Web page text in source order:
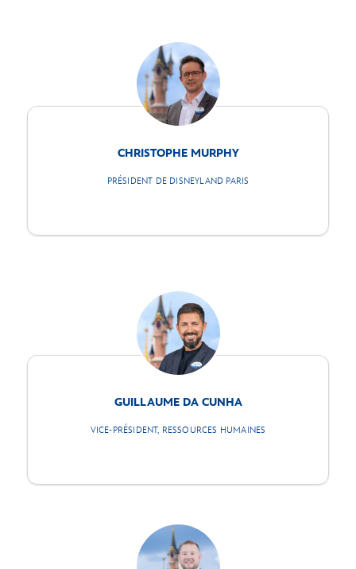
CHRISTOPHE MURPHY
PRÉSIDENT DE DISNEYLAND PARIS
GUILLAUME DA CUNHA
VICE-PRÉSIDENT, RESSOURCES HUMAINES